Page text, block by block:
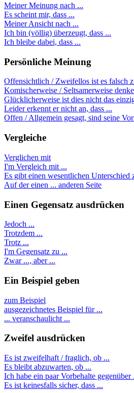
Meiner Meinung nach ...
Es scheint mir, dass ...
Meiner Ansicht nach ...
Ich bin (völlig) überzeugt, dass ...
Ich bleibe dabei, dass ...
Persönliche Meinung
Offensichtlich / Zweifellos ist es falsch
Komischerweise / Seltsamerweise
Glücklicherweise ist dies nicht das
Leider erkennt er nicht an, dass ...
Offen / Allgemein gesagt, sind seine
Vergleiche
Verglichen mit
I'm Vergleich mit ...
Es gibt einen wesentlichen Unterschied
Auf der einen ... anderen Seite
Einen Gegensatz ausdrücken
Jedoch ...
Trotzdem ...
Trotz ...
I'm Gegensatz zu ...
Zwar ..., aber ...
Ein Beispiel geben
zum Beispiel
ausgezeichnetes Beispiel für ...
... veranschaulicht ...
Zweifel ausdrücken
Es ist zweifelhaft / fraglich, ob ...
Es bleibt abzuwarten, ob ...
Ich habe ein paar Vorbehalte gegenüber
Es ist keinesfalls sicher, dass ...